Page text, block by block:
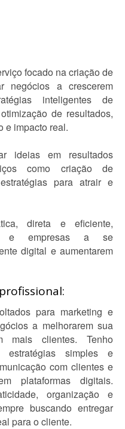
focado na criação de
negócios a crescerem
inteligentes de
de resultados,
e impacto real.
ideias em resultados
como criação de
para atrair e
direta e eficiente,
e empresas a se
digital e aumentarem
para marketing e
a melhorarem sua
mais clientes. Tenho
simples e
com clientes e
plataformas digitais.
organização e
buscando entregar
para o cliente.